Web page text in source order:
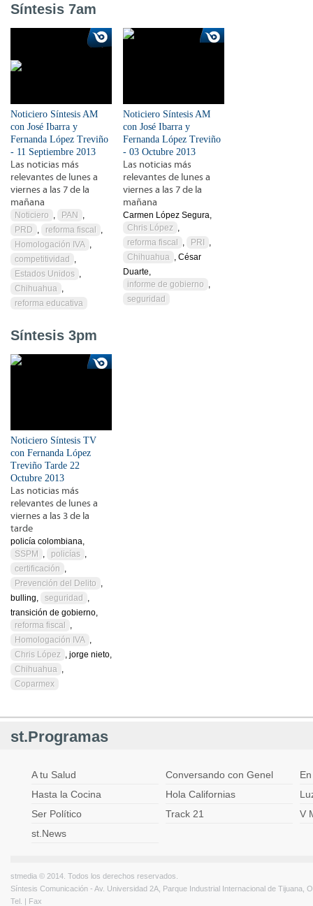
Síntesis 7am
Noticiero Síntesis AM
con José Ibarra y
Fernanda López Treviño
- 11 Septiembre 2013
Las noticias más
relevantes de lunes a
viernes a las 7 de la
mañana
Noticiero , PAN
,
PRD , reforma fiscal
,
Homologación IVA ,
competitividad
,
Estados Unidos ,
Chihuahua ,
reforma educativa
Noticiero Síntesis AM
con José Ibarra y
Fernanda López Treviño
- 03 Octubre 2013
Las noticias más
relevantes de lunes a
viernes a las 7 de la
mañana
Carmen López Segura,
Chris López ,
reforma fiscal
, PRI
,
Chihuahua , César
Duarte,
informe de gobierno ,
seguridad
Síntesis 3pm
Noticiero Síntesis TV
con Fernanda López
Treviño Tarde 22
Octubre 2013
Las noticias más
relevantes de lunes a
viernes a las 3 de la
tarde
policía colombiana,
SSPM
, policías ,
certificación ,
Prevención del Delito ,
bulling,
seguridad
,
transición de gobierno,
reforma fiscal
,
Homologación IVA ,
Chris López , jorge nieto,
Chihuahua ,
Coparmex
st.Programas
A tu Salud Conversando con Genel
Hasta la Cocina
Hola Californias
Ser Político
Track 21
V
st.News
stmedia © 2014. Todos los derechos reservados.
Síntesis Comunicación - Av. Universidad 2A, Parque Industrial Internacional de Tijuana,
Tel. | Fax